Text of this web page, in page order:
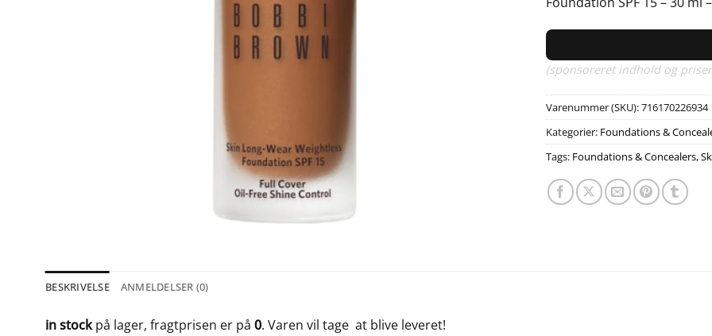
(sponsoreret indhold og
Varenummer (SKU):716170226934
Kategorier: Foundations &
Tags: Foundations & Concealers,
BESKRIVELSE ANMELDELSER (0)
in stockpå lager, fragtprisen er på 0. Varen vil tage at blive leveret!